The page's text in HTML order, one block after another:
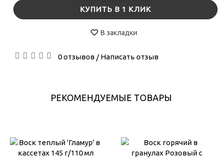
КУПИТЬ В 1 КЛИК
В закладки
0 отзывов/ Написать отзыв
РЕКОМЕНДУЕМЫЕ ТОВАРЫ